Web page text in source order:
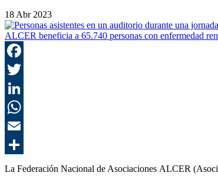
18 Abr 2023
ALCER beneficia a 65.740 personas con enfermedad
La Federación Nacional de Asociaciones ALCER